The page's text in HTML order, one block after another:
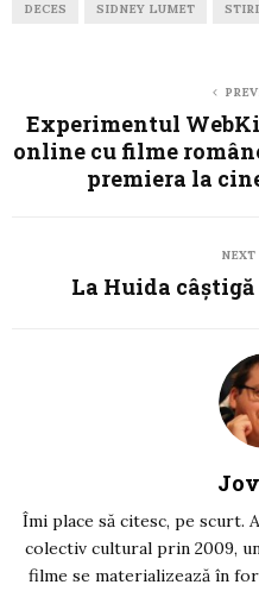
DECES SIDNEY LUMET STIRI
Experimentul
online cu filme
premiera la
NEXT
La Huida
Îmi place să citesc, pe scurt.
colectiv cultural prin 2009,
filme se materializează în